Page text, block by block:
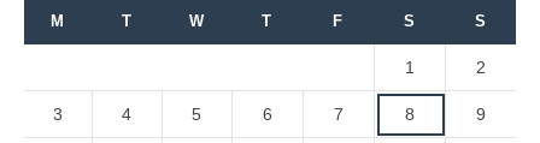
M T W T F S S
1 2
3 4 5 6 7 8 9